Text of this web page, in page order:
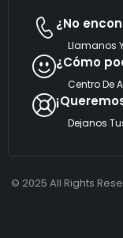
¿No
Llamanos
¿Cómo
Centro De
Dejanos
© 2025 All Rights